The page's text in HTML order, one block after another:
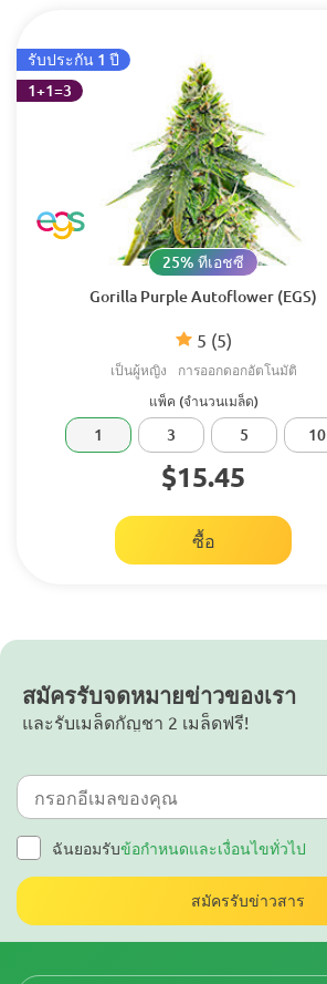
Gorilla Purple Autoflower (EGS)
5 (5)
25% ทีเอชซี
เป็นผู้หญิง การออกดอกอัตโนมัติ
รับประกัน 1 ปี
1+1=3
แพ็ค (จำนวนเมล็ด)
1 3 5 10
$15.45
ซื้อ
สมัครรับจดหมายข่าวของเรา
และรับเมล็ดกัญชา 2 เมล็ดฟรี!
ฉันยอมรับข้อกำหนดและเงื่อนไขทั่วไป
สมัครรับข่าวสาร